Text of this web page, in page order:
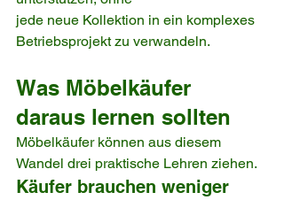
jede neue Kollektion in ein komplexes
Betriebsprojekt zu verwandeln.
Was Möbelkäufer
daraus lernen sollten
Möbelkäufer können aus diesem
Wandel drei praktische Lehren ziehen.
Käufer brauchen weniger